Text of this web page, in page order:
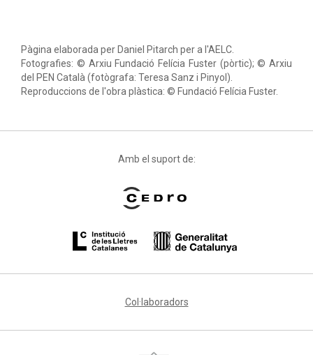
Pàgina elaborada per Daniel Pitarch per a l'AELC.
Fotografies: © Arxiu Fundació Felícia Fuster (pòrtic); © Arxiu
del PEN Català (fotògrafa: Teresa Sanz i Pinyol).
Reproduccions de l'obra plàstica: © Fundació Felícia Fuster.
Amb el suport de:
Col·laboradors